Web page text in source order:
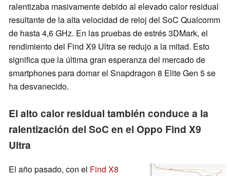
ralentizaba masivamente debido al elevado calor residual
resultante de la alta velocidad de reloj del SoC Qualcomm
de hasta 4,6 GHz. En las pruebas de estrés 3DMark, el
rendimiento del Find X9 Ultra se redujo a la mitad. Esto
significa que la última gran esperanza del mercado de
smartphones para domar el Snapdragon 8 Elite Gen 5 se
ha desvanecido.
El alto calor residual también conduce a la
ralentización del SoC en el Oppo Find X9
Ultra
El año pasado, con el Find X8